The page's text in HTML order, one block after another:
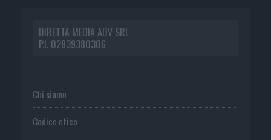
DIRETTA MEDIA ADV SRL
P.I. 02839380306
Chi siamo
Codice etico